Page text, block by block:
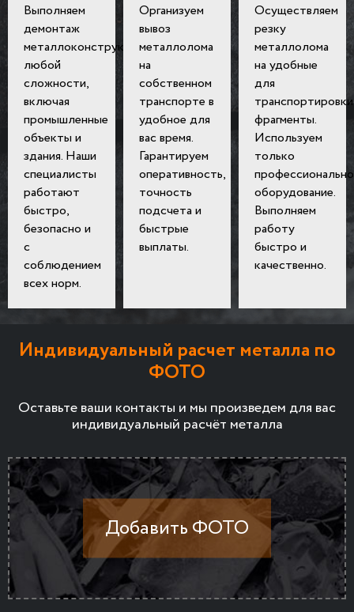
Выполняем
демонтаж
металлоконструкций
любой
сложности,
включая
промышленные
объекты и
здания. Наши
специалисты
работают
быстро,
безопасно и
с
соблюдением
всех норм.
Организуем
вывоз
металлолома
на
собственном
транспорте в
удобное для
вас время.
Гарантируем
оперативность,
точность
подсчета и
быстрые
выплаты.
Осуществляем
резку
металлолома
на удобные
для
транспортировки
фрагменты.
Используем
только
оборудование.
Выполняем
работу
быстро и
качественно.
Индивидуальный расчет металла по
ФОТО
Оставьте ваши контакты и мы произведем для вас
индивидуальный расчёт металла